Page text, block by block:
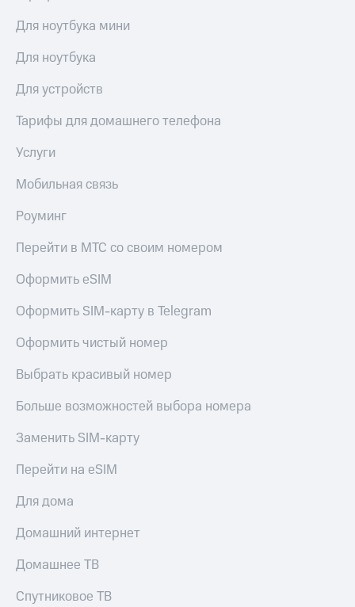
Для ноутбука мини
Для ноутбука
Для устройств
Тарифы для домашнего телефона
Услуги
Мобильная связь
Роуминг
Перейти в МТС со своим номером
Оформить eSIM
Оформить SIM-карту в Telegram
Оформить чистый номер
Выбрать красивый номер
Больше возможностей выбора номера
Заменить SIM-карту
Перейти на eSIM
Для дома
Домашний интернет
Домашнее ТВ
Спутниковое ТВ